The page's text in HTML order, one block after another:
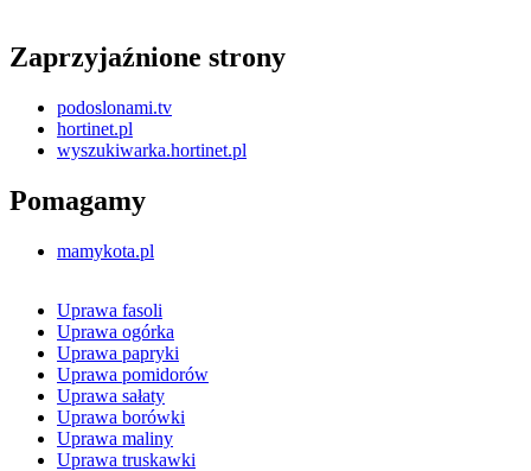
Zaprzyjaźnione strony
podoslonami.tv
hortinet.pl
wyszukiwarka.hortinet.pl
Pomagamy
mamykota.pl
Uprawa fasoli
Uprawa ogórka
Uprawa papryki
Uprawa pomidorów
Uprawa sałaty
Uprawa borówki
Uprawa maliny
Uprawa truskawki